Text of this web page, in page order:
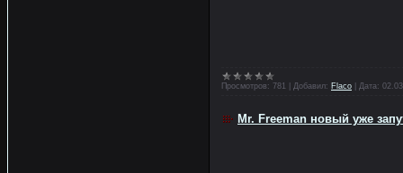
Просмотров: 781 Добавил: Flaco Дата:
Mr. Freeman новый уже